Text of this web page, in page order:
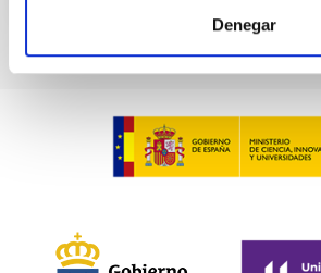
Denegar